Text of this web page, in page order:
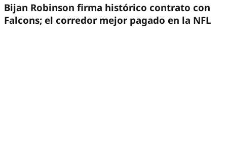
Bijan Robinson firma histórico contrato con
Falcons; el corredor mejor pagado en la NFL